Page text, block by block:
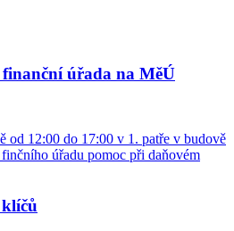
úřada na MěÚ
od 12:00 do 17:00 v 1. patře v budově
úřadu pomoc při daňovém
klíčů